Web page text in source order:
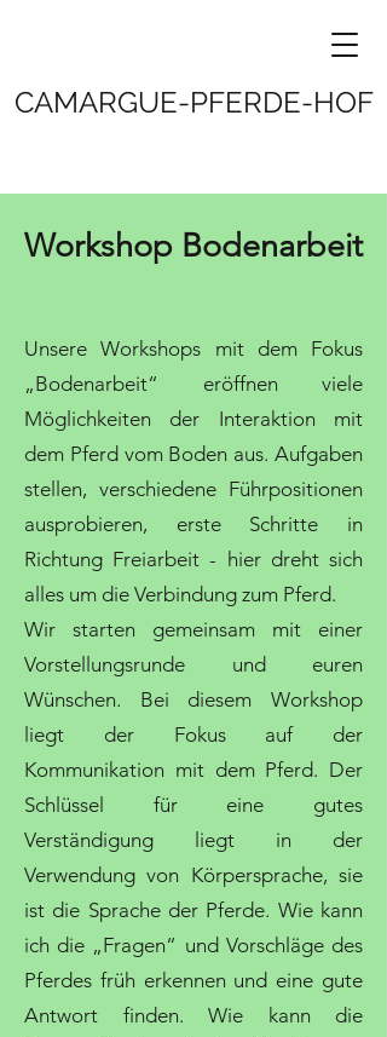
CAMARGUE-PFERDE-HOF
Workshop Bodenarbeit
Unsere Workshops mit dem Fokus
„Bodenarbeit“ eröffnen viele
Möglichkeiten der Interaktion mit
dem Pferd vom Boden aus. Aufgaben
stellen, verschiedene Führpositionen
ausprobieren, erste Schritte in
Richtung Freiarbeit - hier dreht sich
alles um die Verbindung zum Pferd.
Wir starten gemeinsam mit einer
Vorstellungsrunde und euren
Wünschen. Bei diesem Workshop
liegt der Fokus auf der
Kommunikation mit dem Pferd. Der
Schlüssel für eine gutes
Verständigung liegt in der
Verwendung von Körpersprache, sie
ist die Sprache der Pferde. Wie kann
ich die „Fragen“ und Vorschläge des
Pferdes früh erkennen und eine gute
Antwort finden. Wie kann die